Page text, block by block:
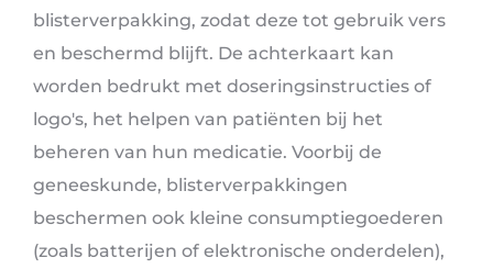
blisterverpakking, zodat deze tot gebruik vers
en beschermd blijft. De achterkaart kan
worden bedrukt met doseringsinstructies of
logo's, het helpen van patiënten bij het
beheren van hun medicatie. Voorbij de
geneeskunde, blisterverpakkingen
beschermen ook kleine consumptiegoederen
(zoals batterijen of elektronische onderdelen),